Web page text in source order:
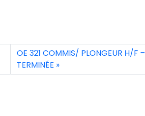
OE 321 COMMIS/ PLONGEUR H/F –
TERMINÉE